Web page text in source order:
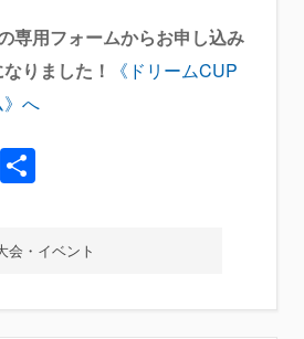
専用フォームからお申し込み
りました！
《ドリームCUP
へ
Email
会・イベント